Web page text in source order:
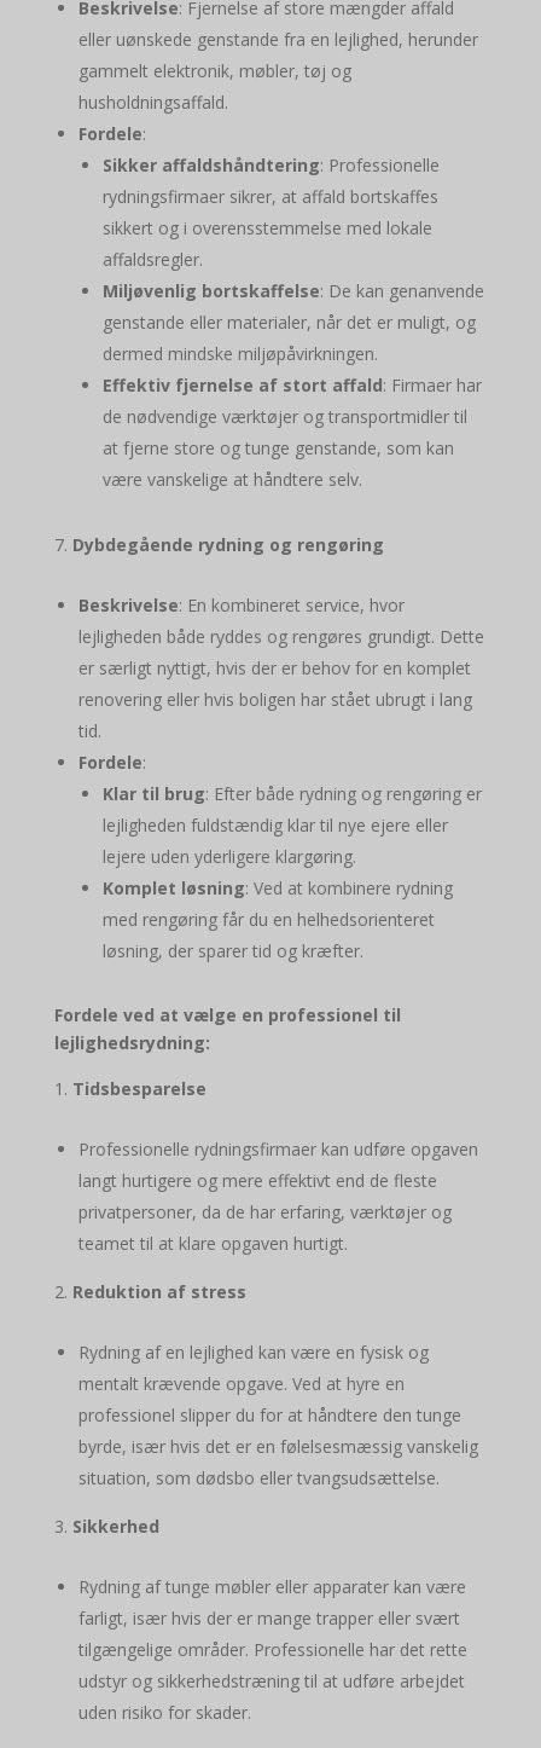
Beskrivelse: Fjernelse af store mængder affald
eller uønskede genstande fra en lejlighed, herunder
gammelt elektronik, møbler, tøj og
husholdningsaffald.
Fordele:
Sikker affaldshåndtering: Professionelle
rydningsfirmaer sikrer, at affald bortskaffes
sikkert og i overensstemmelse med lokale
affaldsregler.
Miljøvenlig bortskaffelse: De kan genanvende
genstande eller materialer, når det er muligt, og
dermed mindske miljøpåvirkningen.
Effektiv fjernelse af stort affald: Firmaer har
de nødvendige værktøjer og transportmidler til
at fjerne store og tunge genstande, som kan
være vanskelige at håndtere selv.
Dybdegående rydning og rengøring
Beskrivelse: En kombineret service, hvor
lejligheden både ryddes og rengøres grundigt. Dette
er særligt nyttigt, hvis der er behov for en komplet
renovering eller hvis boligen har stået ubrugt i lang
tid.
Fordele:
Klar til brug: Efter både rydning og rengøring er
lejligheden fuldstændig klar til nye ejere eller
lejere uden yderligere klargøring.
Komplet løsning: Ved at kombinere rydning
med rengøring får du en helhedsorienteret
løsning, der sparer tid og kræfter.
Fordele ved at vælge en professionel til
lejlighedsrydning:
Tidsbesparelse
Professionelle rydningsfirmaer kan udføre opgaven
langt hurtigere og mere effektivt end de fleste
privatpersoner, da de har erfaring, værktøjer og
teamet til at klare opgaven hurtigt.
Reduktion af stress
Rydning af en lejlighed kan være en fysisk og
mentalt krævende opgave. Ved at hyre en
professionel slipper du for at håndtere den tunge
byrde, især hvis det er en følelsesmæssig vanskelig
situation, som dødsbo eller tvangsudsættelse.
Sikkerhed
Rydning af tunge møbler eller apparater kan være
farligt, især hvis der er mange trapper eller svært
tilgængelige områder. Professionelle har det rette
udstyr og sikkerhedstræning til at udføre arbejdet
uden risiko for skader.